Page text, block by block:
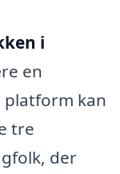
i
en
platform kan
tre
der